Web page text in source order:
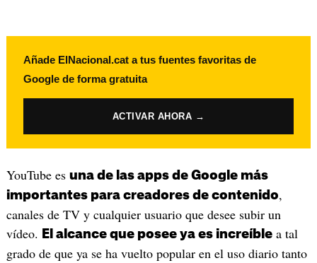
Añade ElNacional.cat a tus fuentes favoritas de
Google de forma gratuita
ACTIVAR AHORA →
YouTube es una de las apps de Google más
importantes para creadores de contenido,
canales de TV y cualquier usuario que desee subir un
vídeo.
El alcance que posee ya es increíblea tal
grado de que ya se ha vuelto popular en el uso diario tanto